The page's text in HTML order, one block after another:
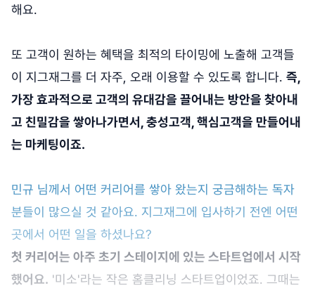
해요.
또 고객이 원하는 혜택을 최적의 타이밍에 노출해 고객들
이 지그재그를 더 자주, 오래 이용할 수 있도록 합니다. 즉,
가장 효과적으로 고객의 유대감을 끌어내는 방안을 찾아내
고 친밀감을 쌓아나가면서, 충성고객, 핵심고객을 만들어내
는 마케팅이죠.
민규 님께서 어떤 커리어를 쌓아 왔는지 궁금해하는 독자
분들이 많으실 것 같아요. 지그재그에 입사하기 전엔 어떤
곳에서 어떤 일을 하셨나요?
첫 커리어는 아주 초기 스테이지에 있는 스타트업에서 시작
했어요. '미소'라는 작은 홈클리닝 스타트업이었죠. 그때는